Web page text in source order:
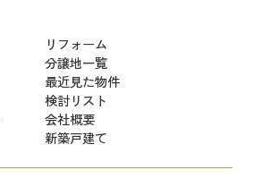
リフォーム
分譲地一覧
最近見た物件
検討リスト
会社概要
新築戸建て